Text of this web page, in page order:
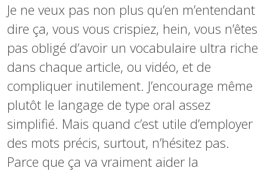
Je ne veux pas non plus qu’en m’entendant
dire ça, vous vous crispiez, hein, vous n’êtes
pas obligé d’avoir un vocabulaire ultra riche
dans chaque article, ou vidéo, et de
compliquer inutilement. J’encourage même
plutôt le langage de type oral assez
simplifié. Mais quand c’est utile d’employer
des mots précis, surtout, n’hésitez pas.
Parce que ça va vraiment aider la